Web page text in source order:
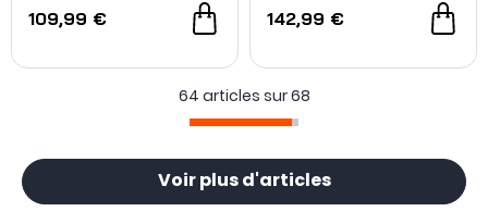
109,99 € 142,99 €
64 articles sur68
Voir plus d'articles